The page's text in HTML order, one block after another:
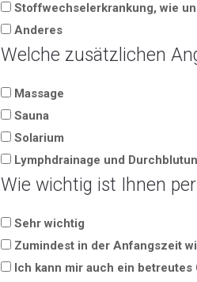
Stoffwechselerkrankung, wie
Anderes
Welche zusätzlichen
Massage
Sauna
Solarium
Lymphdrainage und
Wie wichtig ist Ihnen
Sehr wichtig
Zumindest in der Anfangszeit
Ich kann mir auch ein